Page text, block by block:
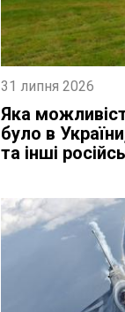
31 липня 2026
Яка
було в
та інші